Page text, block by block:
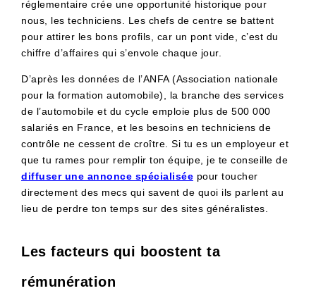
réglementaire crée une opportunité historique pour
nous, les techniciens. Les chefs de centre se battent
pour attirer les bons profils, car un pont vide, c’est du
chiffre d’affaires qui s’envole chaque jour.
D’après les données de l’ANFA (Association nationale
pour la formation automobile), la branche des services
de l’automobile et du cycle emploie plus de 500 000
salariés en France, et les besoins en techniciens de
contrôle ne cessent de croître. Si tu es un employeur et
que tu rames pour remplir ton équipe, je te conseille de
diffuser une annonce spécialisée pour toucher
directement des mecs qui savent de quoi ils parlent au
lieu de perdre ton temps sur des sites généralistes.
Les facteurs qui boostent ta
rémunération